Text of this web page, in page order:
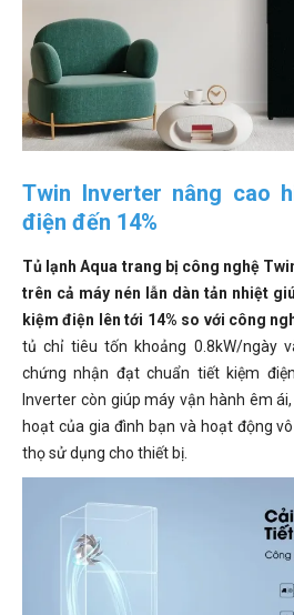
Twin Inverter nâng cao
điện đến 14%
Tủ lạnh Aqua trang bị công nghệ
trên cả máy nén lẫn dàn tản nhiệt
kiệm điện lên tới 14% so với công
tủ chỉ tiêu tốn khoảng 0.8kW/ngày
chứng nhận đạt chuẩn tiết kiệm
Inverter còn giúp máy vận hành êm
hoạt của gia đình bạn và hoạt động
thọ sử dụng cho thiết bị.